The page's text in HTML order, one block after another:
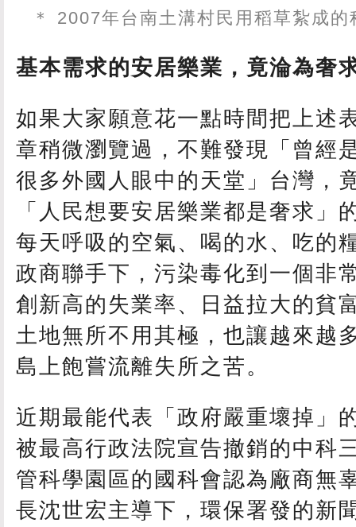
＊ 2007年台南土溝村民用稻草紮成
基本需求的安居樂業，竟淪為奢
如果大家願意花一點時間把上述
章稍微瀏覽過，不難發現「曾經
很多外國人眼中的天堂」台灣，
「人民想要安居樂業都是奢求」
每天呼吸的空氣、喝的水、吃的
政商聯手下，污染毒化到一個非
創新高的失業率、日益拉大的貧
土地無所不用其極，也讓越來越
島上飽嘗流離失所之苦。
近期最能代表「政府嚴重壞掉」
被最高行政法院宣告撤銷的中科
管科學園區的國科會認為廠商無
長沈世宏主導下，環保署發的新